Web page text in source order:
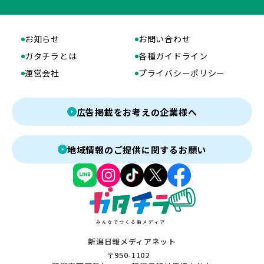
新潟日報メディアネット
〒950-1102
お知らせ
お問い合わせ
ガタチラとは
各種ガイドライン
運営会社
プライバシーポリシー
広告掲載をお考えの企業様へ
地域情報のご提供に関するお願い